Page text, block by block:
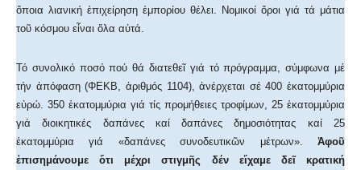
ὅποια λιανική ἐπιχείρηση ἐμπορίου θέλει. Νομικοί ὅροι γιά τά μάτια
τοῦ κόσμου εἶναι ὅλα αὐτά.
Τό συνολικό ποσό πού θά διατεθεῖ γιά τό πρόγραμμα, σύμφωνα μέ
τήν ἀπόφαση (ΦΕΚΒ, ἀριθμός 1104), ἀνέρχεται σέ 400 ἑκατομμύρια
εὐρώ. 350 ἑκατομμύρια γιά τίς προμήθειες τροφίμων, 25 ἑκατομμύρια
γιά διοικητικές δαπάνες καί δαπάνες δημοσιότητας καί 25
ἑκατομμύρια γιά «δαπάνες συνοδευτικῶν μέτρων». Ἀφοῦ
ἐπισημάνουμε ὅτι μέχρι στιγμῆς δέν εἴχαμε δεῖ κρατική